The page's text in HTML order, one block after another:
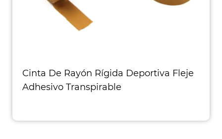
Cinta De Rayón Rígida Deportiva Fleje
Adhesivo Transpirable